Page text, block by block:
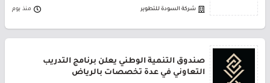
شركة السودة للتطوير منذ يوم
صندوق التنمية الوطني يعلن برنامج التدريب
التعاوني في عدة تخصصات بالرياض